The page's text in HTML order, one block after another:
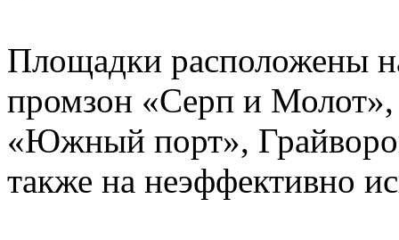
Площадки расположены
промзон «Серп и Молот»,
«Южный порт»,
также на неэффективно